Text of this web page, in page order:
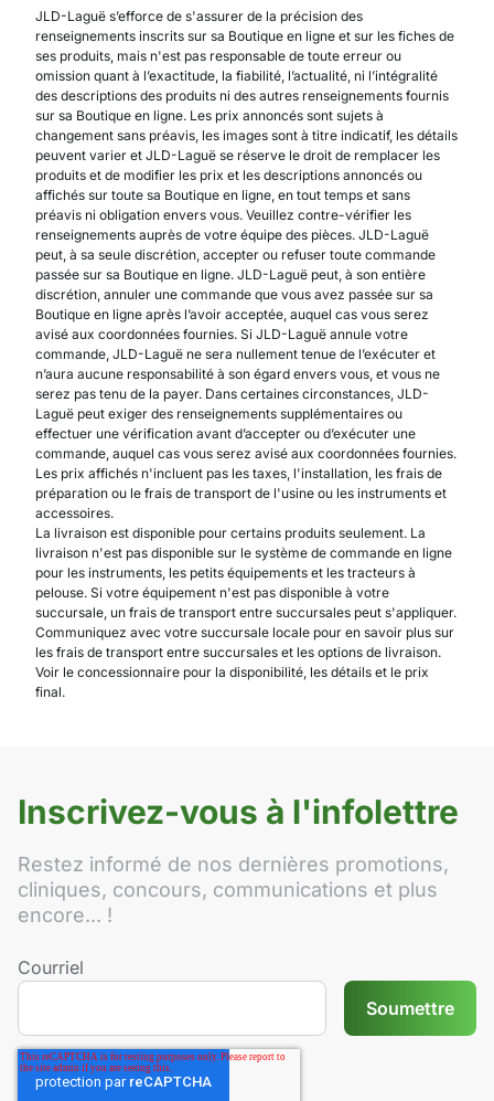
JLD-Laguë s’efforce de s'assurer de la précision des
renseignements inscrits sur sa Boutique en ligne et sur les fiches de
ses produits, mais n'est pas responsable de toute erreur ou
omission quant à l’exactitude, la fiabilité, l’actualité, ni l’intégralité
des descriptions des produits ni des autres renseignements fournis
sur sa Boutique en ligne. Les prix annoncés sont sujets à
changement sans préavis, les images sont à titre indicatif, les détails
peuvent varier et JLD-Laguë se réserve le droit de remplacer les
produits et de modifier les prix et les descriptions annoncés ou
affichés sur toute sa Boutique en ligne, en tout temps et sans
préavis ni obligation envers vous. Veuillez contre-vérifier les
renseignements auprès de votre équipe des pièces. JLD-Laguë
peut, à sa seule discrétion, accepter ou refuser toute commande
passée sur sa Boutique en ligne. JLD-Laguë peut, à son entière
discrétion, annuler une commande que vous avez passée sur sa
Boutique en ligne après l’avoir acceptée, auquel cas vous serez
avisé aux coordonnées fournies. Si JLD-Laguë annule votre
commande, JLD-Laguë ne sera nullement tenue de l’exécuter et
n’aura aucune responsabilité à son égard envers vous, et vous ne
serez pas tenu de la payer. Dans certaines circonstances, JLD-
Laguë peut exiger des renseignements supplémentaires ou
effectuer une vérification avant d’accepter ou d’exécuter une
commande, auquel cas vous serez avisé aux coordonnées fournies.
Les prix affichés n'incluent pas les taxes, l'installation, les frais de
préparation ou le frais de transport de l'usine ou les instruments et
accessoires.
La livraison est disponible pour certains produits seulement. La
livraison n'est pas disponible sur le système de commande en ligne
pour les instruments, les petits équipements et les tracteurs à
pelouse. Si votre équipement n'est pas disponible à votre
succursale, un frais de transport entre succursales peut s'appliquer.
Communiquez avec votre succursale locale pour en savoir plus sur
les frais de transport entre succursales et les options de livraison.
Voir le concessionnaire pour la disponibilité, les détails et le prix
final.
Inscrivez-vous à l'infolettre
Restez informé de nos dernières promotions,
cliniques, concours, communications et plus
encore... !
Courriel